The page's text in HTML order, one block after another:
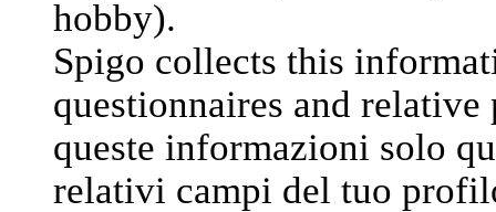
hobby).
Spigo collects this
questionnaires and
queste informazioni solo
relativi campi del tuo